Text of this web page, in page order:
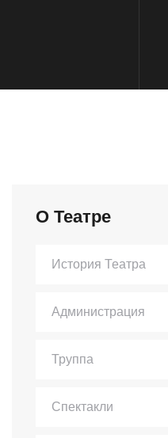
О Театре
История Театра
Администрация
Труппа
Спектакли